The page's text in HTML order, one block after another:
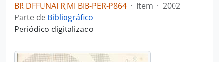
BR DFFUNAI RJMI BIB-PER-P864 · Item · 2002
Parte de Bibliográfico
Periódico digitalizado